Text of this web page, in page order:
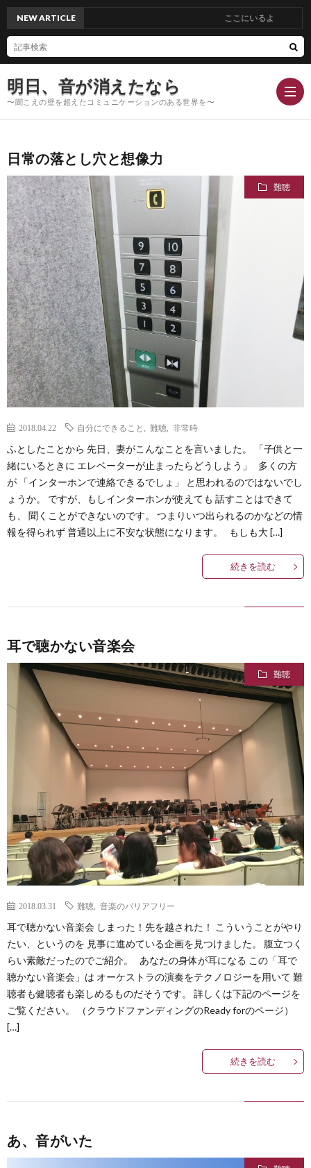
明日、音が消えたなら
〜聞こえの壁を超えたコミュニケーションのある世界を〜
NEW ARTICLE ここにいるよ
日常の落とし穴と想像力
難聴
2018.04.22 自分にできること 難聴 非常時
ふとしたことから 先日、妻がこんなことを言いました。 「子供と一
緒にいるときに エレベーターが止まったらどうしよう」 多くの方
が 「インターホンで連絡できるでしょ」 と思われるのではないでし
ょうか。 ですが、もしインターホンが使えても 話すことはできて
も、 聞くことができないのです。 つまりいつ出られるのかなどの情
報を得られず 普通以上に不安な状態になります。 もしも大 […]
続きを読む
耳で聴かない音楽会
難聴
2018.03.31 難聴 音楽のバリアフリー
耳で聴かない音楽会 しまった！先を越された！ こういうことがやり
たい、というのを 見事に進めている企画を見つけました。 腹立つく
らい素敵だったのでご紹介。 あなたの身体が耳になる この「耳で
聴かない音楽会」は オーケストラの演奏をテクノロジーを用いて 難
聴者も健聴者も楽しめるものだそうです。 詳しくは下記のページを
ご覧ください。 （クラウドファンディングのReady forのページ）
[…]
続きを読む
あ、音がいた